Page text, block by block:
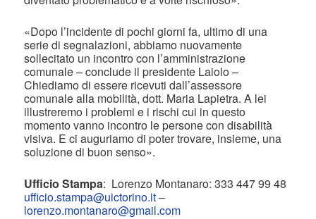
«Dopo l’incidente di pochi giorni fa, ultimo di una
serie di segnalazioni, abbiamo nuovamente
sollecitato un incontro con l’amministrazione
comunale – conclude il presidente Laiolo –
Chiediamo di essere ricevuti dall’assessore
comunale alla mobilità, dott. Maria Lapietra. A lei
illustreremo i problemi e i rischi cui in questo
momento vanno incontro le persone con disabilità
visiva. E ci auguriamo di poter trovare, insieme, una
soluzione di buon senso».
Ufficio Stampa: Lorenzo Montanaro: 333 447 99 48
ufficio.stampa@uictorino.it–
lorenzo.montanaro@gmail.com